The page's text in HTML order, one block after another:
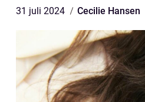
31 juli 2024 Cecilie Hansen